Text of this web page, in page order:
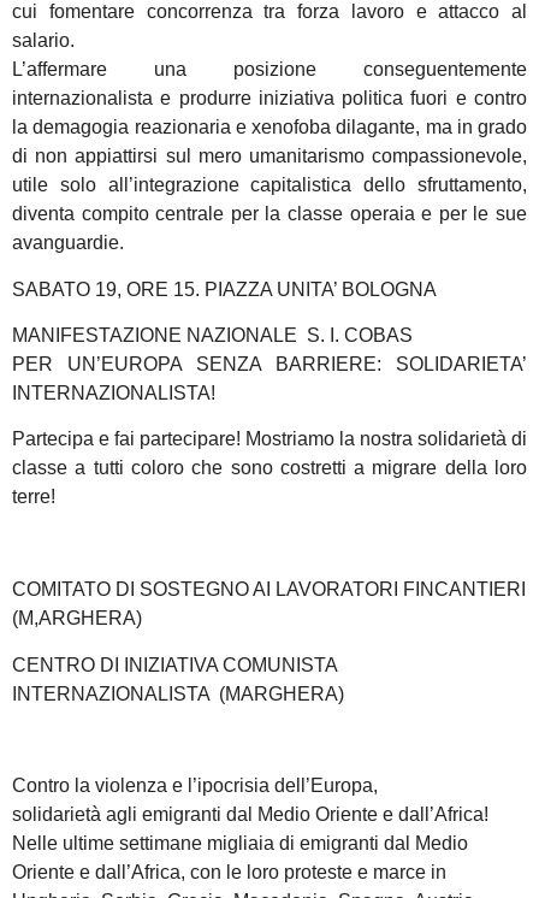
cui fomentare concorrenza tra forza lavoro e attacco al
salario.
L’affermare una posizione conseguentemente
internazionalista e produrre iniziativa politica fuori e contro
la demagogia reazionaria e xenofoba dilagante, ma in grado
di non appiattirsi sul mero umanitarismo compassionevole,
utile solo all’integrazione capitalistica dello sfruttamento,
diventa compito centrale per la classe operaia e per le sue
avanguardie.
SABATO 19, ORE 15. PIAZZA UNITA’ BOLOGNA
MANIFESTAZIONE NAZIONALE S. I. COBAS
PER UN’EUROPA SENZA BARRIERE: SOLIDARIETA’
INTERNAZIONALISTA!
Partecipa e fai partecipare! Mostriamo la nostra solidarietà di
classe a tutti coloro che sono costretti a migrare della loro
terre!
COMITATO DI SOSTEGNO AI LAVORATORI FINCANTIERI
(M,ARGHERA)
CENTRO DI INIZIATIVA COMUNISTA
INTERNAZIONALISTA (MARGHERA)
Contro la violenza e l’ipocrisia dell’Europa,
solidarietà agli emigranti dal Medio Oriente e dall’Africa!
Nelle ultime settimane migliaia di emigranti dal Medio
Oriente e dall’Africa, con le loro proteste e marce in